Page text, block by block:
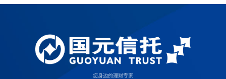
您身边的理财专家